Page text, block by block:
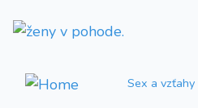
Sex a vzťahy